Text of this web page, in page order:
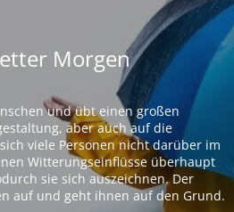
Morgen
und übt einen großen
aber auch auf die
viele Personen nicht darüber im
Witterungseinflüsse überhaupt
sie sich auszeichnen. Der
auf und geht ihnen auf den Grund.